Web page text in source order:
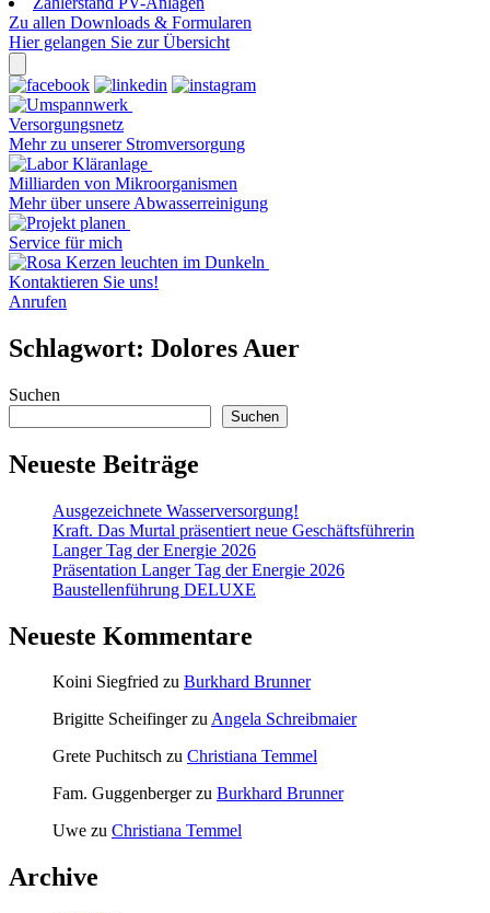
Zu allen Downloads & Formularen
Hier gelangen Sie zur Übersicht
Versorgungsnetz
Mehr zu unserer Stromversorgung
Milliarden von Mikroorganismen
Mehr über unsere Abwasserreinigung
Service für mich
Kontaktieren Sie uns!
Anrufen
Schlagwort: Dolores Auer
Suchen
Suchen
Neueste Beiträge
Ausgezeichnete Wasserversorgung!
Kraft. Das Murtal präsentiert neue Geschäftsführerin
Langer Tag der Energie 2026
Präsentation Langer Tag der Energie 2026
Baustellenführung DELUXE
Neueste Kommentare
Koini Siegfried zu Burkhard Brunner
Brigitte ScheifingerzuAngela Schreibmaier
Grete Puchitsch zu Christiana Temmel
Fam. Guggenbergerzu Burkhard Brunner
Uwe zu Christiana Temmel
Archive